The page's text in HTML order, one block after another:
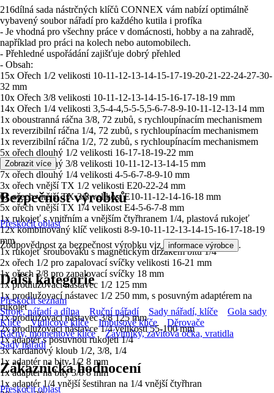
216dílná sada nástrčných klíčů CONNEX vám nabízí optimálně
vybavený soubor nářadí pro každého kutila i profíka
- Je vhodná pro všechny práce v domácnosti, hobby a na zahradě,
například pro práci na kolech nebo automobilech.
- Přehledné uspořádání zajišťuje dobrý přehled
- Obsah:
15x Ořech 1/2 velikosti 10-11-12-13-14-15-17-19-20-21-22-24-27-30-
32 mm
10x Ořech 3/8 velikosti 10-11-12-13-14-15-16-17-18-19 mm
14x Ořech 1/4 velikosti 3,5-4-4,5-5-5,5-6-7-8-9-10-11-12-13-14 mm
1x oboustranná ráčna 3/8, 72 zubů, s rychloupínacím mechanismem
1x reverzibilní ráčna 1/4, 72 zubů, s rychloupínacím mechanismem
1x reverzibilní ráčna 1/2, 72 zubů, s rychloupínacím mechanismem
5x ořech dlouhý 1/2 velikosti 16-17-18-19-22 mm
6x ořech dlouhý 3/8 velikosti 10-11-12-13-14-15 mm
7x ořech dlouhý 1/4 velikosti 4-5-6-7-8-9-10 mm
3x ořech vnější TX 1/2 velikosti E20-22-24 mm
6x ořech vnější TX 3/8 velikost E10-11-12-14-16-18 mm
5x ořech vnější TX 1/4 velikost E4-5-6-7-8 mm
1x rukojeť s vnitřním a vnějším čtyřhranem 1/4, plastová rukojeť
12x kombinovaný klíč velikosti 8-9-10-11-12-13-14-15-16-17-18-19
mm
1x rukojeť šroubováku s magnetickým držákem bitů 1/4
2x ořech 1/2 pro zapalovací svíčky velikosti 16-21 mm
1x ořech 3/8 pro zapalovací svíčky 18 mm
1x prodlužovací nástavec 1/2 125 mm
1x prodlužovací nástavec 1/2 250 mm, s posuvným adaptérem na
rukojeť
1x prodlužovací nástavec 3/8 125 mm
2x prodlužovací nástavce 1/4 velikosti 55-100 mm
1x adaptér s posuvnou rukojetí 1/4
3x kardanový kloub 1/2, 3/8, 1/4
1x adaptér na bity 1/2 8 mm
1x adaptér na bity 3/8 8 mm
1x adaptér 1/4 vnější šestihran na 1/4 vnější čtyřhran
Zobrazit více
Bezpečnost výrobků
Přeskočit oblast
Zodpovědnost za bezpečnost výrobku viz informace výrobce .
Další kategorie
Přeskočit seznam
Stroje, nářadí a dílna
Ruční nářadí Sady nářadí, klíče
Gola sady
Klíče
Vidlicové klíče Imbusové klíče
Děrovače
Ráčny, momentové klíče
Závitníky, závitová očka, vratidla
Sady nářadí
Zákaznická hodnocení
Přeskočit oblast